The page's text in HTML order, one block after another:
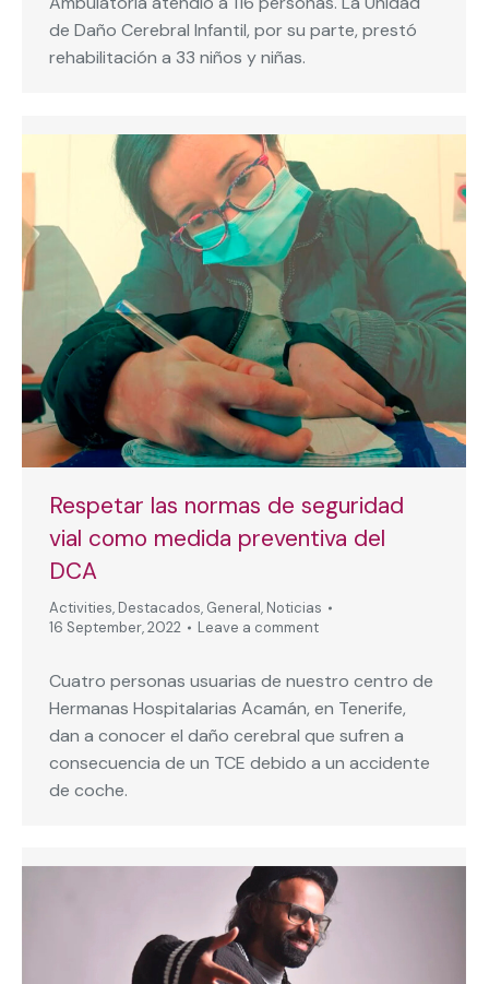
de Daño Cerebral Infantil, por su parte, prestó
rehabilitación a 33 niños y niñas.
Respetar las normas de seguridad
vial como medida preventiva del
DCA
Activities, Destacados, General, Noticias
16 September, 2022
Leave a comment
Cuatro personas usuarias de nuestro centro de
Hermanas Hospitalarias Acamán, en Tenerife,
dan a conocer el daño cerebral que sufren a
consecuencia de un TCE debido a un accidente
de coche.